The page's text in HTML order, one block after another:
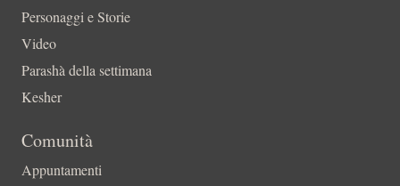
Personaggi e Storie
Video
Parashà della settimana
Kesher
Comunità
Appuntamenti